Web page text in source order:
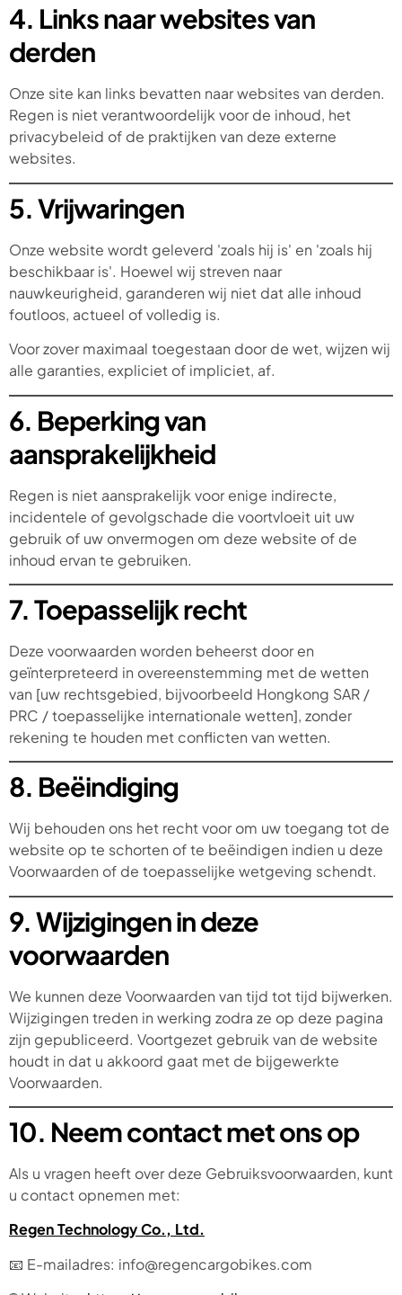
4. Links naar websites van
derden
Onze site kan links bevatten naar websites van derden.
Regen is niet verantwoordelijk voor de inhoud, het
privacybeleid of de praktijken van deze externe
websites.
5. Vrijwaringen
Onze website wordt geleverd 'zoals hij is' en 'zoals hij
beschikbaar is'. Hoewel wij streven naar
nauwkeurigheid, garanderen wij niet dat alle inhoud
foutloos, actueel of volledig is.
Voor zover maximaal toegestaan door de wet, wijzen wij
alle garanties, expliciet of impliciet, af.
6. Beperking van
aansprakelijkheid
Regen is niet aansprakelijk voor enige indirecte,
incidentele of gevolgschade die voortvloeit uit uw
gebruik of uw onvermogen om deze website of de
inhoud ervan te gebruiken.
7. Toepasselijk recht
Deze voorwaarden worden beheerst door en
geïnterpreteerd in overeenstemming met de wetten
van [uw rechtsgebied, bijvoorbeeld Hongkong SAR /
PRC / toepasselijke internationale wetten], zonder
rekening te houden met conflicten van wetten.
8. Beëindiging
Wij behouden ons het recht voor om uw toegang tot de
website op te schorten of te beëindigen indien u deze
Voorwaarden of de toepasselijke wetgeving schendt.
9. Wijzigingen in deze
voorwaarden
We kunnen deze Voorwaarden van tijd tot tijd bijwerken.
Wijzigingen treden in werking zodra ze op deze pagina
zijn gepubliceerd. Voortgezet gebruik van de website
houdt in dat u akkoord gaat met de bijgewerkte
Voorwaarden.
10. Neem contact met ons op
Als u vragen heeft over deze Gebruiksvoorwaarden, kunt
u contact opnemen met:
Regen Technology Co., Ltd.
📧 E-mailadres: info@regencargobikes.com